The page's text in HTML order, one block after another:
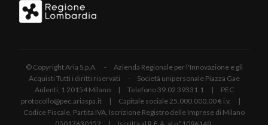
© Copyright Aria S.p.A. - Azienda Regionale per l'Innovazione e gli
Acquisti Tutti i diritti riservati - Società unipersonale Piazza Gae
Aulenti, 1 20154 Milano | Telefono 39.02 39331.1 | PEC
protocollo@pec.ariaspa.it | Capitale sociale 25.000.000,00 € i.v. |
Codice Fiscale, Partita IVA, Iscrizione Registro delle Imprese di Milano